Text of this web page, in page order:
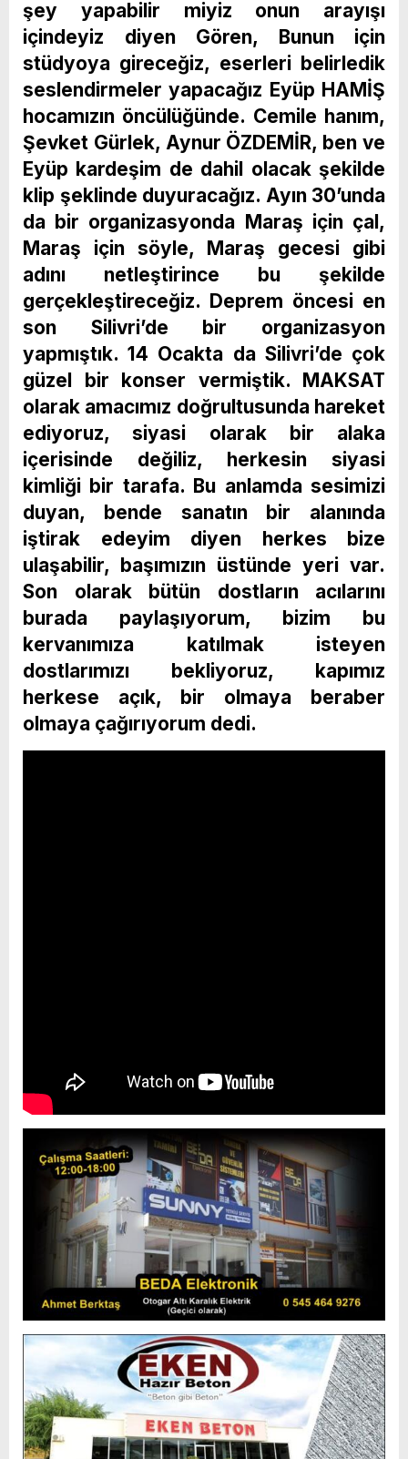
şey yapabilir miyiz onun arayışı
içindeyiz diyen Gören, Bunun için
stüdyoya gireceğiz, eserleri belirledik
seslendirmeler yapacağız Eyüp HAMİŞ
hocamızın öncülüğünde. Cemile hanım,
Şevket Gürlek, Aynur ÖZDEMİR, ben ve
Eyüp kardeşim de dahil olacak şekilde
klip şeklinde duyuracağız. Ayın 30’unda
da bir organizasyonda Maraş için çal,
Maraş için söyle, Maraş gecesi gibi
adını netleştirince bu şekilde
gerçekleştireceğiz. Deprem öncesi en
son Silivri’de bir organizasyon
yapmıştık. 14 Ocakta da Silivri’de çok
güzel bir konser vermiştik. MAKSAT
olarak amacımız doğrultusunda hareket
ediyoruz, siyasi olarak bir alaka
içerisinde değiliz, herkesin siyasi
kimliği bir tarafa. Bu anlamda sesimizi
duyan, bende sanatın bir alanında
iştirak edeyim diyen herkes bize
ulaşabilir, başımızın üstünde yeri var.
Son olarak bütün dostların acılarını
burada paylaşıyorum, bizim bu
kervanımıza katılmak isteyen
dostlarımızı bekliyoruz, kapımız
herkese açık, bir olmaya beraber
olmaya çağırıyorum dedi.